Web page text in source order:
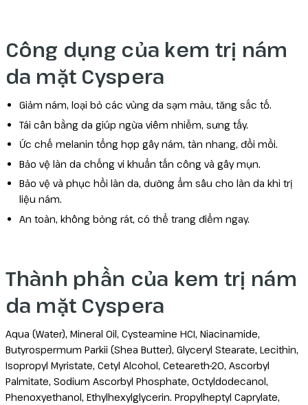
Công dụng của kem trị nám
da mặt Cyspera
Giảm nám, loại bỏ các vùng da sạm màu, tăng sắc tố.
Tái cân bằng da giúp ngừa viêm nhiễm, sưng tấy.
Ức chế melanin tổng hợp gây nám, tàn nhang, đồi mồi.
Bảo vệ làn da chống vi khuẩn tấn công và gây mụn.
Bảo vệ và phục hồi làn da, dưỡng ẩm sâu cho làn da khi trị
liệu nám.
An toàn, không bỏng rát, có thể trang điểm ngay.
Thành phần của kem trị nám
da mặt Cyspera
Aqua (Water), Mineral Oil, Cysteamine HCI, Niacinamide,
Butyrospermum Parkii (Shea Butter), Glyceryl Stearate, Lecithin,
Isopropyl Myristate, Cetyl Alcohol, Ceteareth-20, Ascorbyl
Palmitate, Sodium Ascorbyl Phosphate, Octyldodecanol,
Phenoxyethanol, Ethylhexylglycerin. Propylheptyl Caprylate,